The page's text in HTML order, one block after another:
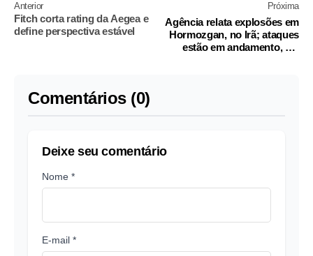
Anterior
Fitch corta rating da Aegea e
define perspectiva estável
Próxima
Agência relata explosões em
Hormozgan, no Irã; ataques
estão em andamento, diz
Comentários (0)
Deixe seu comentário
Nome *
E-mail *